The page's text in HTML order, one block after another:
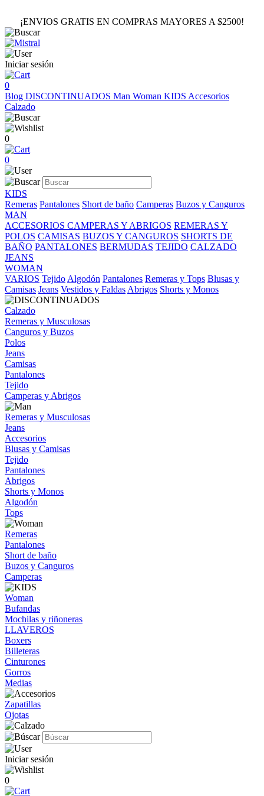
¡ENVIOS GRATIS EN COMPRAS MAYORES A $2500!
Iniciar sesión
0
Blog DISCONTINUADOS Man Woman KIDS Accesorios
Calzado
0
0
KIDS
Remeras Pantalones Short de baño Camperas Buzos y Canguros
MAN
ACCESORIOS CAMPERAS Y ABRIGOS REMERAS Y
POLOS CAMISAS BUZOS Y CANGUROS SHORTS DE
BAÑO PANTALONES BERMUDAS TEJIDO CALZADO
JEANS
WOMAN
VARIOS Tejido Algodón Pantalones Remeras y Tops Blusas y
Camisas Jeans Vestidos y Faldas Abrigos Shorts y Monos
Calzado
Remeras y Musculosas
Canguros y Buzos
Polos
Jeans
Camisas
Pantalones
Tejido
Camperas y Abrigos
Remeras y Musculosas
Jeans
Accesorios
Blusas y Camisas
Tejido
Pantalones
Abrigos
Shorts y Monos
Algodón
Tops
Remeras
Pantalones
Short de baño
Buzos y Canguros
Camperas
Woman
Bufandas
Mochilas y riñoneras
LLAVEROS
Boxers
Billeteras
Cinturones
Gorros
Medias
Zapatillas
Ojotas
Iniciar sesión
0